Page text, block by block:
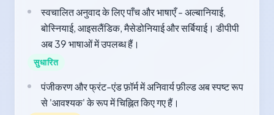
स्वचालित अनुवाद के लिए पाँच और भाषाएँ - अल्बानियाई,
बोस्नियाई, आइसलैंडिक, मैसेडोनियाई और सर्बियाई। डीपीपी
अब 39 भाषाओं में उपलब्ध हैं।
सुधारित
पंजीकरण और फ्रंट-एंड फ़ॉर्म में अनिवार्य फ़ील्ड अब स्पष्ट रूप
से 'आवश्यक' के रूप में चिह्नित किए गए हैं।